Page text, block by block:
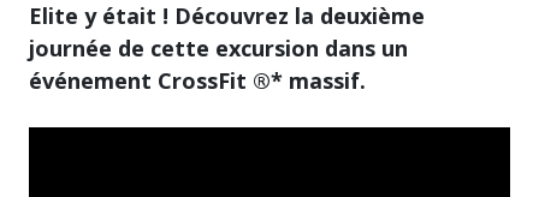
Elite y était ! Découvrez la deuxième
journée de cette excursion dans un
événement CrossFit ®* massif.